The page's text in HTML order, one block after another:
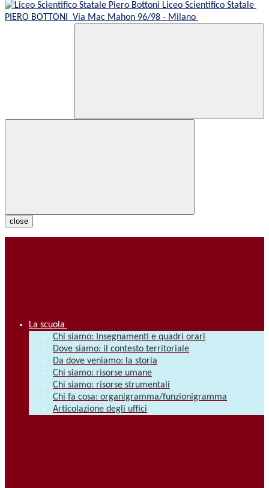
Liceo Scientifico Statale
PIERO BOTTONI Via Mac Mahon 96/98 - Milano
close
La scuola
Chi siamo: Insegnamenti e quadri orari
Dove siamo: il contesto territoriale
Da dove veniamo: la storia
Chi siamo: risorse umane
Chi siamo: risorse strumentali
Chi fa cosa: organigramma/funzionigramma
Articolazione degli uffici